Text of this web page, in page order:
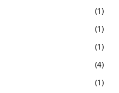
1
1
1
4
1